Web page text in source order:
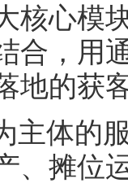
核心模
合，用
地的获
主体的
、摊位